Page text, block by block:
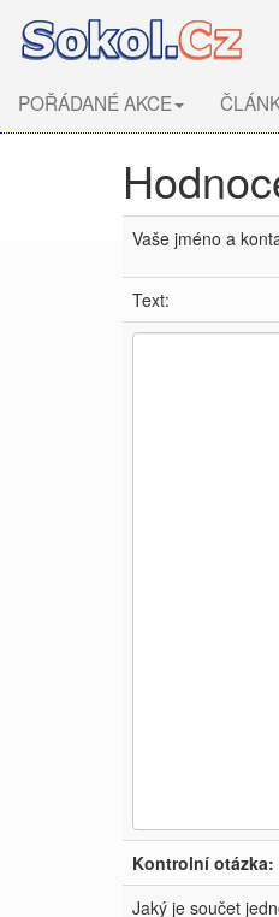
POŘÁDANÉ AKCE
Vaše jméno a
Text:
Kontrolní otázka:
Jaký je součet